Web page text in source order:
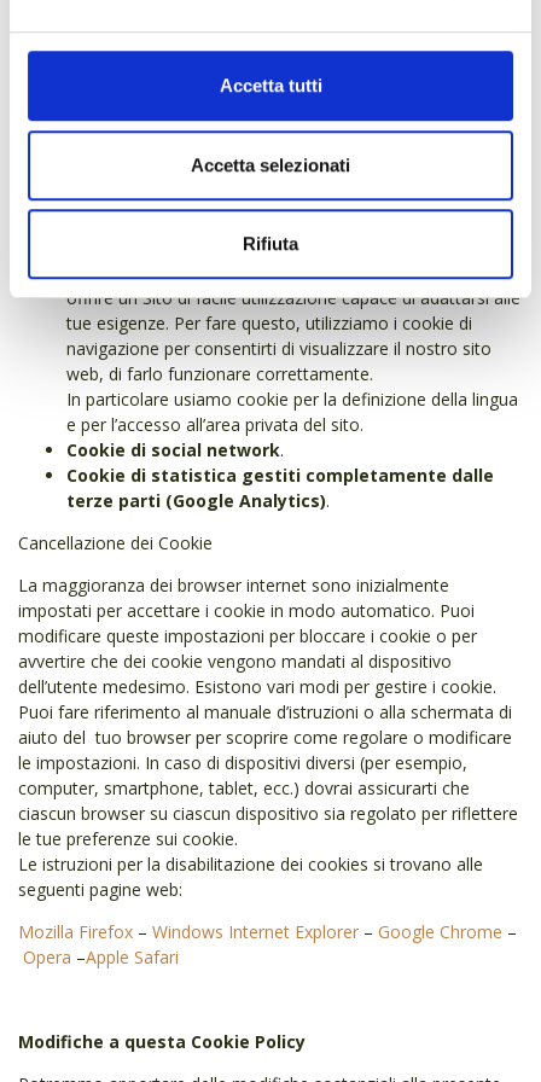
Accetta tutti
Accetta selezionati
Rifiuta
Utilizziamo i cookie per offrirti ciò che desideri nel modo più
semplice e veloce possibile. Organizziamo le informazioni
ottenute da migliaia di visite e le analizziamo in maniera globale.
Questo tipo di analisi è volta ad individuare le tendenze dei
Cookie tecnici:Cantina Produttori Fregona s.c.a. vuole
offrire un Sito di facile utilizzazione capace di adattarsi alle
tue esigenze. Per fare questo, utilizziamo i cookie di
navigazione per consentirti di visualizzare il nostro sito
web, di farlo funzionare correttamente.
In particolare usiamo cookie per la definizione della lingua
e per l’accesso all’area privata del sito.
Cookie di social network.
Cookie di statistica gestiti completamente dalle
terze parti (Google Analytics).
Cancellazione dei Cookie
La maggioranza dei browser internet sono inizialmente
impostati per accettare i cookie in modo automatico. Puoi
modificare queste impostazioni per bloccare i cookie o per
avvertire che dei cookie vengono mandati al dispositivo
dell’utente medesimo. Esistono vari modi per gestire i cookie.
Puoi fare riferimento al manuale d’istruzioni o alla schermata di
aiuto del tuo browser per scoprire come regolare o modificare
le impostazioni. In caso di dispositivi diversi (per esempio,
computer, smartphone, tablet, ecc.) dovrai assicurarti che
ciascun browser su ciascun dispositivo sia regolato per riflettere
le tue preferenze sui cookie.
Le istruzioni per la disabilitazione dei cookies si trovano alle
seguenti pagine web:
Mozilla Firefox – Windows Internet Explorer – Google Chrome –
Opera –Apple Safari
Modifiche a questa Cookie Policy